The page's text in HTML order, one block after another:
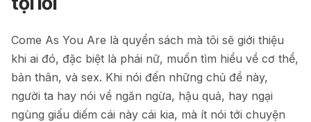
Come As You Are là quyển sách mà tôi sẽ giới thiệu
khi ai đó, đặc biệt là phái nữ, muốn tìm hiểu về cơ thể,
bản thân, và sex. Khi nói đến những chủ đề này,
người ta hay nói về ngăn ngừa, hậu quả, hay ngại
ngùng giấu diếm cái này cái kia, mà ít nói tới chuyện